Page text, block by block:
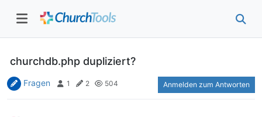
churchdb.php dupliziert?
Fragen 1 2 504 Anmelden zum Antworten